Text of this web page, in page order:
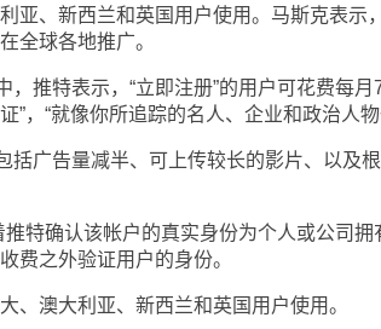
亚、新西兰和英国用户使用。马斯克表示
全球各地推广。
推特表示，“立即注册”的用户可花费每月
，“就像你所追踪的名人、企业和政治人物
括广告量减半、可上传较长的影片、以及
特确认该帐户的真实身份为个人或公司拥
费之外验证用户的身份。
、澳大利亚、新西兰和英国用户使用。